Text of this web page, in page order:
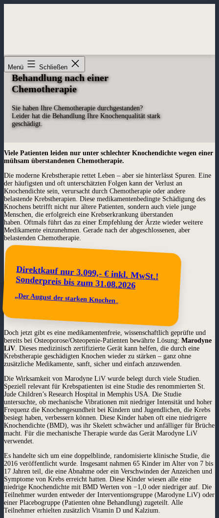
Menü Schließen
Behandlung nach einer
Chemotherapie
Sie haben Ihre Chemotherapie durchgestanden?
Leider hat die Behandlung Ihre Knochenqualität stark
geschädigt.
Viele Patienten leiden nur unter schlechter Knochendichte wegen einer
mühsam überstandenen Chemotherapie.
Die moderne Krebstherapie rettet Leben – aber sie hinterlässt Spuren. Eine
der häufigsten und oft unterschätzten Folgen kann der Verlust an
Knochendichte sein, verursacht durch Chemotherapie oder andere
belastende Krebstherapien. Diese medikamentenbedingte Schädigung des
Knochens betrifft nicht nur ältere Patienten, sondern auch viele junge
Menschen, die erfolgreich eine Krebserkrankung überstanden
haben. Oftmals führt das zu einer Empfehlung der Ärzte wieder weitere
Medikamente einzunehmen. Gerade nach der abgeschlossenen, aber
belastenden Chemotherapie.
Direktkauf nur 3.099,- € inkl. MwSt.!
Sonderpreis bis zum31.08.2026
„Der August der starken Knochen„
Doch jetzt gibt es eine medikamentenfreie, wissenschaftlich geprüfte und
bereits bei Osteoporose/Osteopenie-Patienten bewährte Lösung: Marodyne
LiV . Dieses medizinisch zertifizierte Gerät kann helfen, die durch eine
Krebstherapie geschädigten Knochen wieder zu stärken – ganz ohne
zusätzliche Medikamente, sanft, sicher und einfach anzuwenden.
Die Wirksamkeit von Marodyne LiV wurde belegt durch viele Studien.
Speziell relevant für Krebspatienten ist eine Studie des renommierten St.
Jude Children’s Research Hospital in Memphis USA. Die Studie
untersuchte, ob mechanische Vibrationen mit niedriger Intensität und hoher
Frequenz die Knochengesundheit bei Kindern und Jugendlichen, die Krebs
besiegt haben, verbessern können. Diese Kinder haben oft eine niedrigere
Knochendichte (BMD), was ihr Skelett schwächer und anfälliger für Brüche
macht. Für die mechanische Therapie wurde das Gerät Marodyne LiV
verwendet.
Es handelte sich um eine doppelblinde, randomisierte klinische Studie, die
2016 veröffentlicht wurde. Insgesamt nahmen 65 Kinder im Alter von 7 bis
17 Jahren teil, die eine Abnahme oder ein Verschwinden der Anzeichen und
Symptome von Krebs erreicht hatten. Diese Kinder wiesen alle eine
niedrige Knochendichte mit BMD Werten von −1,0 oder niedriger auf. Die
Teilnehmer wurden entweder der Interventionsgruppe (Marodyne LiV) oder
einer Placebogruppe (Patienten ohne Behandlung) zugeteilt. Alle
Teilnehmer erhielten zusätzlich Vitamin D und Kalzium.